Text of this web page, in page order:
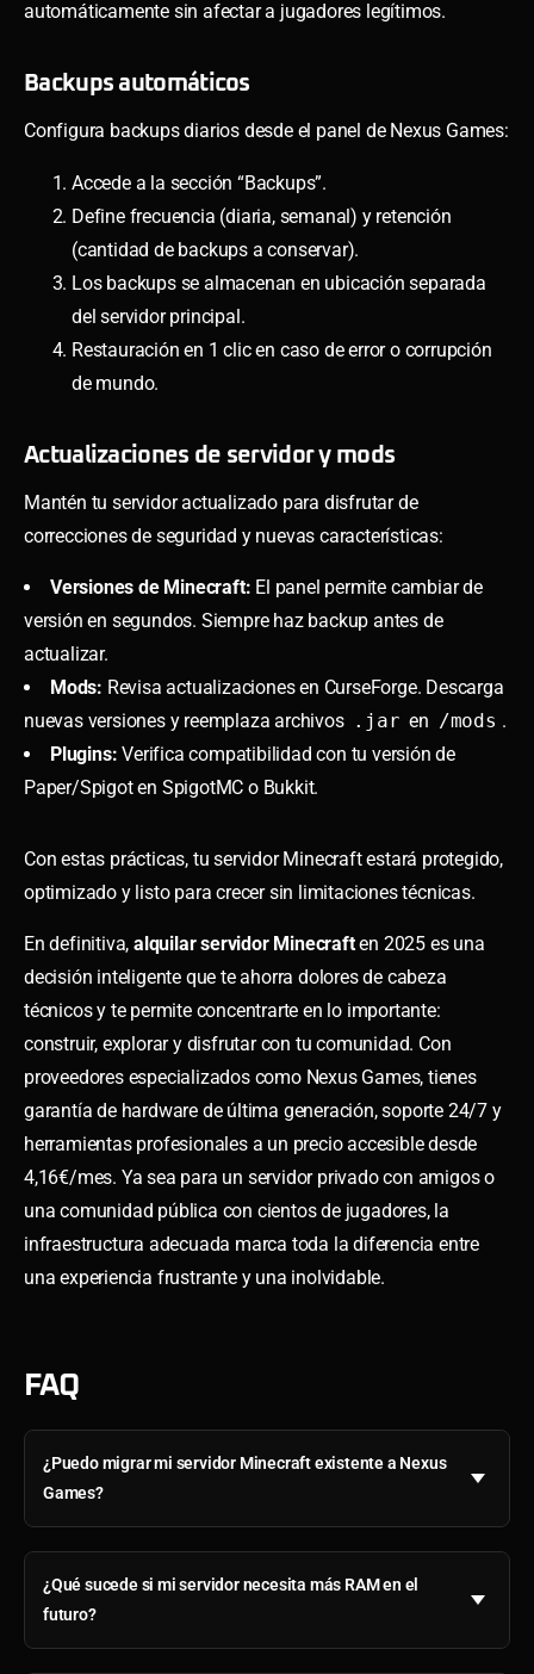
automáticamente sin afectar a jugadores legítimos.
Backups automáticos
Configura backups diarios desde el panel de Nexus Games:
Accede a la sección “Backups”.
Define frecuencia (diaria, semanal) y retención
(cantidad de backups a conservar).
Los backups se almacenan en ubicación separada
del servidor principal.
Restauración en 1 clic en caso de error o corrupción
de mundo.
Actualizaciones de servidor y mods
Mantén tu servidor actualizado para disfrutar de
correcciones de seguridad y nuevas características:
Versiones de Minecraft: El panel permite cambiar de
versión en segundos. Siempre haz backup antes de
actualizar.
Mods: Revisa actualizaciones en CurseForge. Descarga
nuevas versiones y reemplaza archivos .jar en /mods .
Plugins: Verifica compatibilidad con tu versión de
Paper/Spigot en SpigotMC o Bukkit.
Con estas prácticas, tu servidor Minecraft estará protegido,
optimizado y listo para crecer sin limitaciones técnicas.
En definitiva, alquilar servidor Minecraften 2025 es una
decisión inteligente que te ahorra dolores de cabeza
técnicos y te permite concentrarte en lo importante:
construir, explorar y disfrutar con tu comunidad. Con
proveedores especializados como Nexus Games, tienes
garantía de hardware de última generación, soporte 24/7 y
herramientas profesionales a un precio accesible desde
4,16€/mes. Ya sea para un servidor privado con amigos o
una comunidad pública con cientos de jugadores, la
infraestructura adecuada marca toda la diferencia entre
una experiencia frustrante y una inolvidable.
FAQ
¿Puedo migrar mi servidor Minecraft existente a Nexus
Games?
¿Qué sucede si mi servidor necesita más RAM en el
futuro?